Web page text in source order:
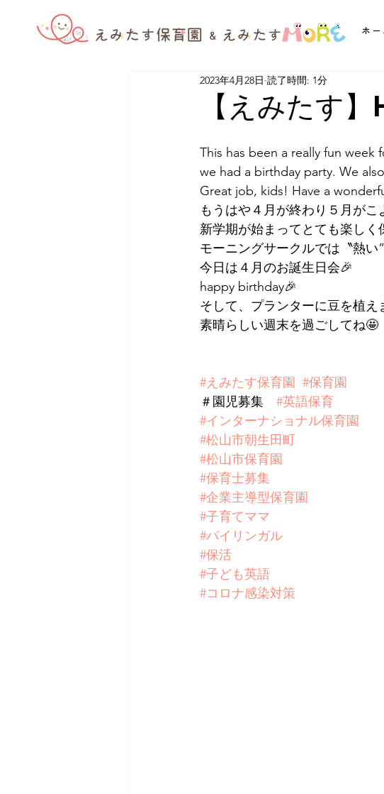
ホー
【えみたす
2023年4月28日 読了時間: 1分
This has been a really fun
we had a birthday party. We
Great job, kids! Have a
もうはや４月が終わり５月がこ
新学期が始まってとても楽し
モーニングサークルでは〝熱
今日は４月のお誕生日会🎉
happy birthday🎉
そして、プランターに豆を植え
素晴らしい週末を過ごしてね🤩
#えみたす保育園 #保育園
＃園児募集 #英語保育
#インターナショナル保育園
#松山市朝生田町
#松山市保育園
#保育士募集
#企業主導型保育園
#子育てママ
#バイリンガル
#保活
#子ども英語
#コロナ感染対策